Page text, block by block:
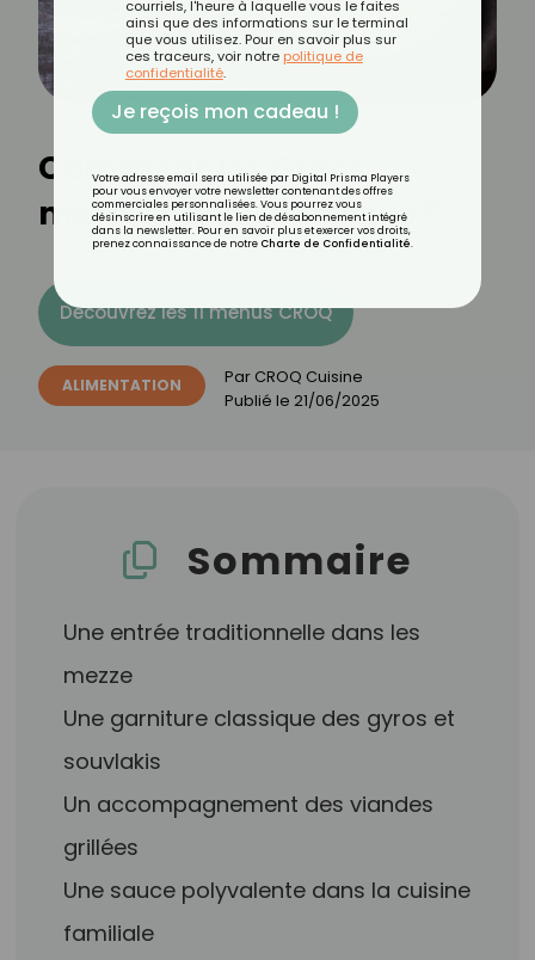
Comment les Grecs
mangent-ils le tzatziki ?
Découvrez les 11 menus CROQ
ALIMENTATION Par CROQ Cuisine
Publié le 21/06/2025
Sommaire
Une entrée traditionnelle dans les
mezze
Une garniture classique des gyros et
souvlakis
Un accompagnement des viandes
grillées
Une sauce polyvalente dans la cuisine
familiale
courriels, l'heure à laquelle vous le faites
ainsi que des informations sur le terminal
que vous utilisez. Pour en savoir plus sur
ces traceurs, voir notre politique de
confidentialité.
Je reçois mon cadeau !
Votre adresse email sera utilisée par Digital Prisma Players
pour vous envoyer votre newsletter contenant des offres
commerciales personnalisées. Vous pourrez vous
désinscrire en utilisant le lien de désabonnement intégré
dans la newsletter. Pour en savoir plus et exercer vos droits,
prenez connaissance de notre Charte de Confidentialité.